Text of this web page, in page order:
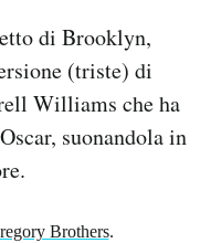
di Brooklyn,
(triste) di
Williams che ha
suonandola in
Brothers.